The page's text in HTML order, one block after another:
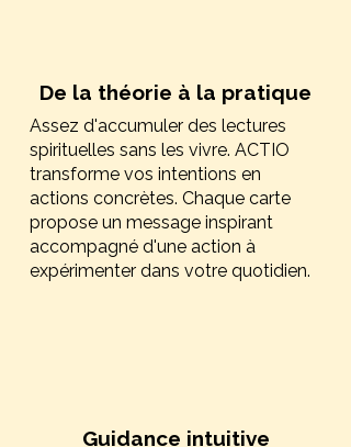
De la théorie à la pratique
Assez d'accumuler des lectures
spirituelles sans les vivre. ACTIO
transforme vos intentions en
actions concrètes. Chaque carte
propose un message inspirant
accompagné d'une action à
expérimenter dans votre quotidien.
Guidance intuitive